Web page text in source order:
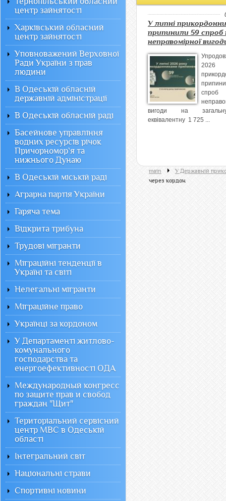
У липні
припинили 59 спроб
неправомірної
спроб
вигоди на
еквівалентну 1 725 ...
main
У Державній
через кордон
центр зайнятості
Харківський обласний
центр зайнятості
Уповноважений Верховної
Ради України з прав
людини
В Одеській обласній
державній адміністрації
В Одеській обласній раді
Басейнове управління
водних ресурсів річок
Причорномор`я та
нижнього Дунаю
В Одеській міській раді
Аграрна партія України
Гаряча тема
Відкрита трибуна
Трудові мігранти
Міграційні тенденції в
Україні та світі
Нелегальні мігранти
Міграційне право
Українці за кордоном
У Департаменті житлово-
комунального
господарства та
енергоефективності ОДА
Международный конгресс
по защите прав и свобод
граждан "Щит"
Територіальний сервісний
центр МВС в Одеській
області
Інтегральний світ
Національні страви
Спортивні новини